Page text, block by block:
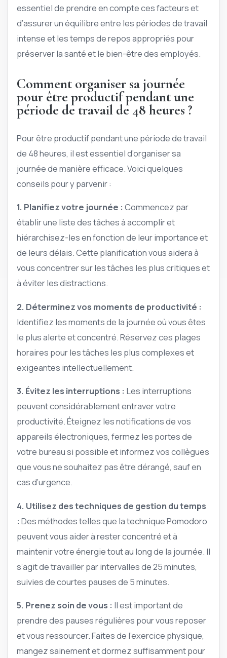
essentiel de prendre en compte ces facteurs et
d’assurer un équilibre entre les périodes de travail
intense et les temps de repos appropriés pour
préserver la santé et le bien-être des employés.
Comment organiser sa journée
pour être productif pendant une
période de travail de 48 heures ?
Pour être productif pendant une période de travail
de 48 heures, il est essentiel d’organiser sa
journée de manière efficace. Voici quelques
conseils pour y parvenir :
1. Planifiez votre journée : Commencez par
établir une liste des tâches à accomplir et
hiérarchisez-les en fonction de leur importance et
de leurs délais. Cette planification vous aidera à
vous concentrer sur les tâches les plus critiques et
à éviter les distractions.
2. Déterminez vos moments de productivité :
Identifiez les moments de la journée où vous êtes
le plus alerte et concentré. Réservez ces plages
horaires pour les tâches les plus complexes et
exigeantes intellectuellement.
3. Évitez les interruptions : Les interruptions
peuvent considérablement entraver votre
productivité. Éteignez les notifications de vos
appareils électroniques, fermez les portes de
votre bureau si possible et informez vos collègues
que vous ne souhaitez pas être dérangé, sauf en
cas d’urgence.
4. Utilisez des techniques de gestion du temps
: Des méthodes telles que la technique Pomodoro
peuvent vous aider à rester concentré et à
maintenir votre énergie tout au long de la journée. Il
s’agit de travailler par intervalles de 25 minutes,
suivies de courtes pauses de 5 minutes.
5. Prenez soin de vous : Il est important de
prendre des pauses régulières pour vous reposer
et vous ressourcer. Faites de l’exercice physique,
mangez sainement et dormez suffisamment pour